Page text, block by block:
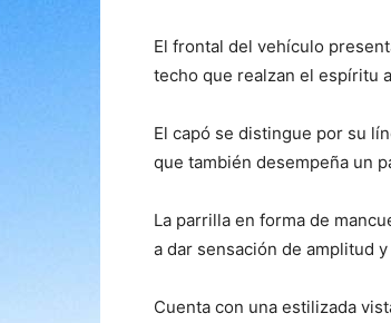
El frontal del vehículo
techo que realzan el espíritu
El capó se distingue por su
que también desempeña un
La parrilla en forma de
a dar sensación de amplitud
Cuenta con una estilizada